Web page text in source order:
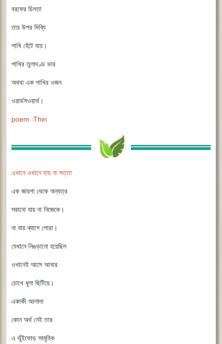
বরফের চিলতা
তার উপর দিব্যি
পাখি হেঁটে যায়।
পাখির তুলাদণ্ড ভার
অথবা এক পাখির ওজন
ওয়ার্ডসওয়ার্থ।
poem :Thin
এখানে ওখানে যায় না সত্তা
এক জায়গা থেকে অন্যত্র
সরানো যায় না নিজেকে।
না যায় ব্যাগে পোরা।
যেখানে নিঙড়ানো হয়েছিল
ওখানেই আসে আবার
চোখে ধূলা ছিটিয়ে।
একাকী আলাদা
কোন অর্থ নেই তার
এ ভুঁইফোড় সামূহিক